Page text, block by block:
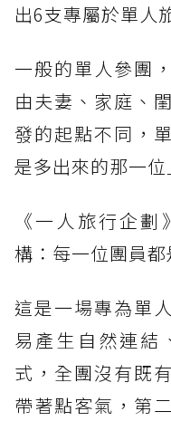
出6支專屬於單人
一般的單人參團
由夫妻、家庭、
發的起點不同，
是多出來的那一位
《一人旅行企
構：每一位團員都
這是一場專為單
易產生自然連結
式，全團沒有既
帶著點客氣，第